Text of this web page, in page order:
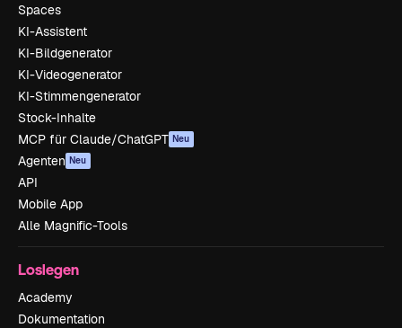
Spaces
KI-Assistent
KI-Bildgenerator
KI-Videogenerator
KI-Stimmengenerator
Stock-Inhalte
MCP für Claude/ChatGPT Neu
Agenten Neu
API
Mobile App
Alle Magnific-Tools
Loslegen
Academy
Dokumentation